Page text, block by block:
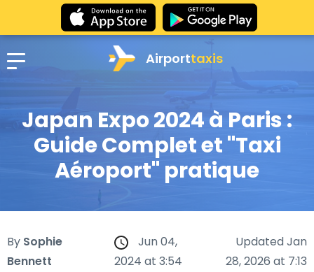
Airporttaxis
Japan Expo 2024 à Paris :
Guide Complet et "Taxi
Aéroport" pratique
By Sophie
Bennett
Jun 04,
2024 at 3:54
Updated Jan
28, 2026 at 7:13